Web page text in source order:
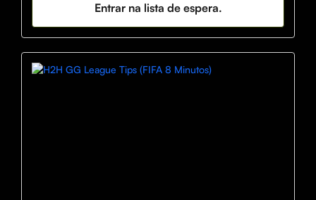
Poucas vagas restantes.
NÃO PERCA TEMPO E VEM LUCRAR COM A GENTE!
Entrar na lista de espera.